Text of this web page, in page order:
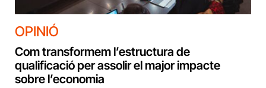
OPINIÓ
Com transformem l’estructura de
qualificació per assolir el major impacte
sobre l’economia